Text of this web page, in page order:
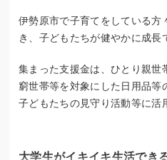
伊勢原市で子育てをしている方
き、子どもたちが健やかに成長
集まった支援金は、ひとり親世
窮世帯等を対象にした日用品等
子どもたちの見守り活動等に活
大学生がイキイキ生活でき